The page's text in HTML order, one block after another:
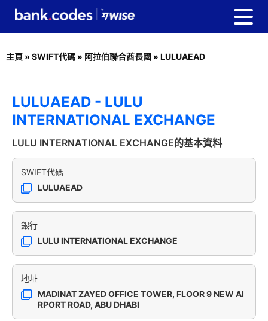
主頁 » SWIFT代碼 » 阿拉伯聯合酋長國 » LULUAEAD
LULUAEAD - LULU
INTERNATIONAL EXCHANGE
LULU INTERNATIONAL EXCHANGE的基本資料
SWIFT代碼
LULUAEAD
銀行
LULU INTERNATIONAL EXCHANGE
地址
MADINAT ZAYED OFFICE TOWER, FLOOR 9 NEW AI
RPORT ROAD, ABU DHABI